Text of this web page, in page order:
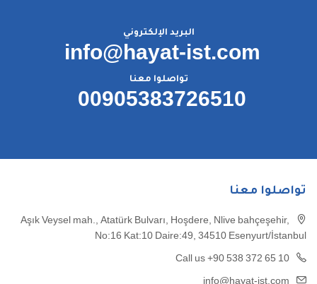
البريد الإلكتروني
info@hayat-ist.com
تواصلوا معنا
00905383726510
تواصلوا معنا
Aşık Veysel mah., Atatürk Bulvarı, Hoşdere, Nlive bahçeşehir,
No:16 Kat:10 Daire:49, 34510 Esenyurt/İstanbul
Call us +90 538 372 65 10